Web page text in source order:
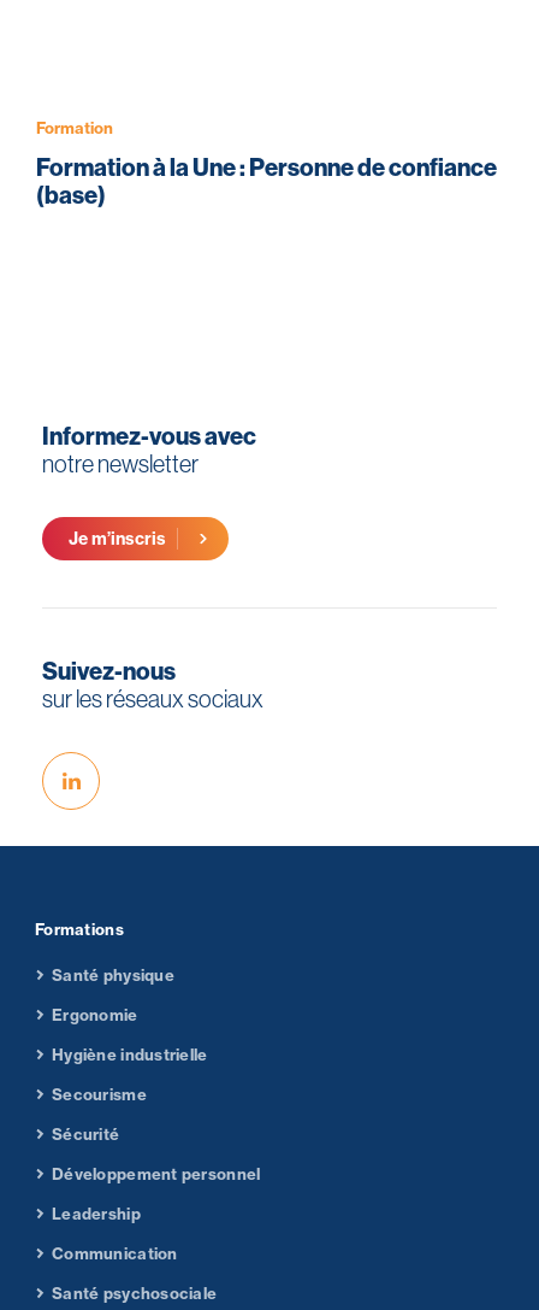
Formation
Formation à la Une : Personne de confiance
(base)
Informez-vous avec
notre newsletter
Je m’inscris
Suivez-nous
sur les réseaux sociaux
Formations
Santé physique
Ergonomie
Hygiène industrielle
Secourisme
Sécurité
Développement personnel
Leadership
Communication
Santé psychosociale